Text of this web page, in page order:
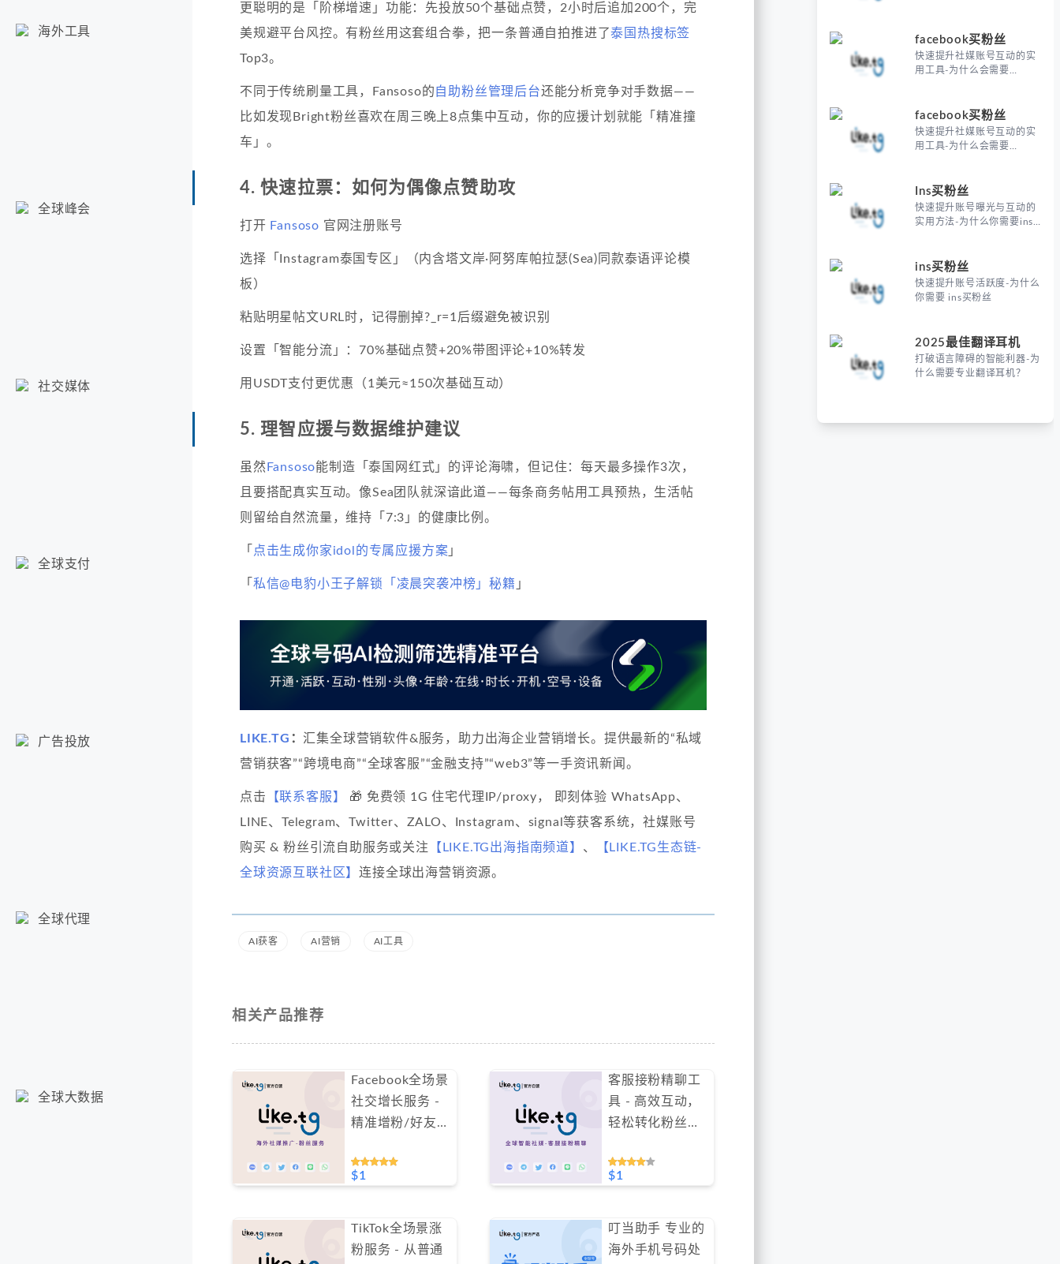
海外工具
全球峰会
社交媒体
全球支付
广告投放
全球代理
全球大数据
更聪明的是「阶梯增速」功能：先投放50个基础点赞，2小时后追加200个，完
美规避平台风控。有粉丝用这套组合拳，把一条普通自拍推进了泰国热搜标签
Top3。
不同于传统刷量工具，Fansoso的自助粉丝管理后台还能分析竞争对手数据——
比如发现Bright粉丝喜欢在周三晚上8点集中互动，你的应援计划就能「精准撞
车」。
4. 快速拉票：如何为偶像点赞助攻
打开 Fansoso 官网注册账号
选择「Instagram泰国专区」（内含塔文岸·阿努库帕拉瑟(Sea)同款泰语评论模
板）
粘贴明星帖文URL时，记得删掉?_r=1后缀避免被识别
设置「智能分流」：70%基础点赞+20%带图评论+10%转发
用USDT支付更优惠（1美元≈150次基础互动）
5. 理智应援与数据维护建议
虽然Fansoso能制造「泰国网红式」的评论海啸，但记住：每天最多操作3次，
且要搭配真实互动。像Sea团队就深谙此道——每条商务帖用工具预热，生活帖
则留给自然流量，维持「7:3」的健康比例。
「 点击生成你家idol的专属应援方案 」
「 私信@电豹小王子解锁「凌晨突袭冲榜」秘籍 」
LIKE.TG ： 汇集全球营销软件&服务，助力出海企业营销增长。提供最新的“私域
营销获客”“跨境电商”“全球客服”“金融支持”“web3”等一手资讯新闻。
点击 【联系客服】
🎁 免费领 1G 住宅代理IP/proxy， 即刻体验 WhatsApp、
LINE、Telegram、Twitter、ZALO、Instagram、signal等获客系统，社媒账号
购买 & 粉丝引流自助服务或关注
【LIKE.TG出海指南频道】 、
【LIKE.TG生态链-
全球资源互联社区】连接全球出海营销资源。
AI获客 AI营销 AI工具
相关产品推荐
Facebook全场景
社交增长服务 -
精准增粉/好友/
覆盖+包补保障
（不支持免费测
$1
客服接粉精聊工
具 - 高效互动，
轻松转化粉丝，
#GN012
$1
TikTok全场景涨
粉服务 - 从普通
叮当助手 专业的
海外手机号码处
facebook买粉丝
快速提升社媒账号互动的实
用工具-为什么会需要
facebook买粉丝
快速提升社媒账号互动的实
用工具-为什么会需要
Ins买粉丝
快速提升账号曝光与互动的
实用方法-为什么你需要ins
ins买粉丝
快速提升账号活跃度-为什么
你需要 ins买粉丝
2025最佳翻译耳机
打破语言障碍的智能利器-为
什么需要专业翻译耳机？